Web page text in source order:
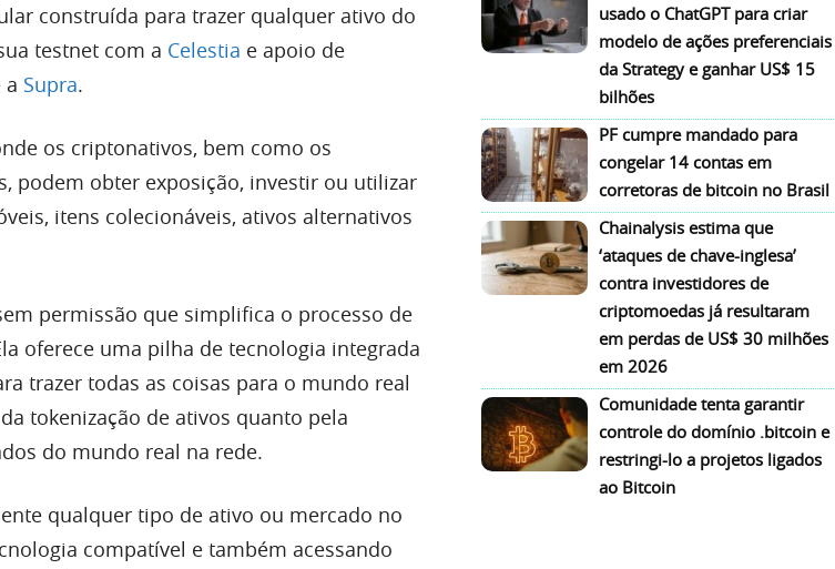
construída para trazer qualquer ativo do
testnet com a Celestia e apoio de
a Supra.
os criptonativos, bem como os
podem obter exposição, investir ou utilizar
itens colecionáveis, ativos alternativos
permissão que simplifica o processo de
oferece uma pilha de tecnologia integrada
trazer todas as coisas para o mundo real
tokenização de ativos quanto pela
do mundo real na rede.
qualquer tipo de ativo ou mercado no
compatível e também acessando
usado o ChatGPT para criar
modelo de ações preferenciais
da Strategy e ganhar US$ 15
bilhões
PF cumpre mandado para
congelar 14 contas em
corretoras de bitcoin no Brasil
Chainalysis estima que
‘ataques de chave-inglesa’
contra investidores de
criptomoedas já resultaram
em perdas de US$ 30 milhões
em 2026
Comunidade tenta garantir
controle do domínio .bitcoin e
restringi-lo a projetos ligados
ao Bitcoin